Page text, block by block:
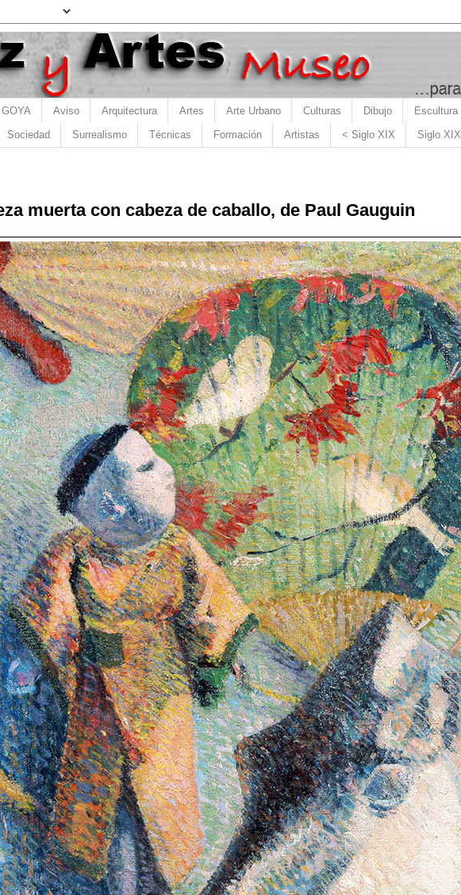
GOYA Aviso Arquitectura Artes Arte Urbano Culturas Dibujo Escultura
Sociedad Surrealismo Técnicas Formación Artistas < Siglo XIX Siglo XIX
muerta con cabeza de caballo, de Paul Gauguin